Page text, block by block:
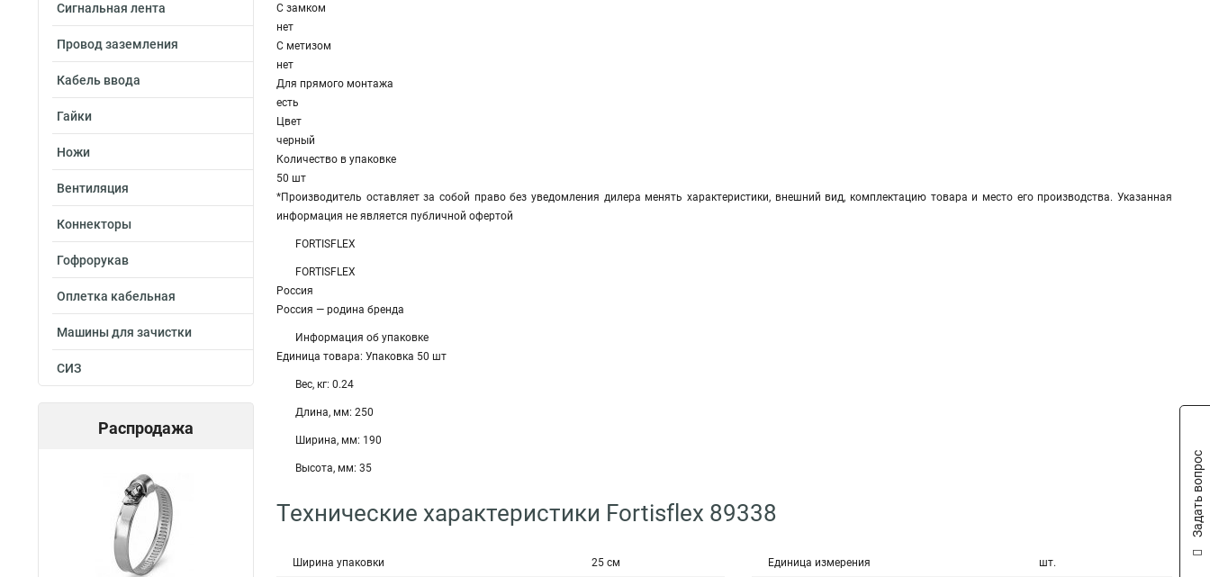
Сигнальная лента
Провод заземления
Кабель ввода
Гайки
Ножи
Вентиляция
Коннекторы
Гофрорукав
Оплетка кабельная
Машины для зачистки
СИЗ
Распродажа
С замком
нет
С метизом
нет
Для прямого монтажа
есть
Цвет
черный
Количество в упаковке
50 шт
*Производитель оставляет за собой право без уведомления дилера менять характеристики, внешний вид, комплектацию товара и место его производства. Указанная
информация не является публичной офертой
FORTISFLEX
FORTISFLEX
Россия
Россия — родина бренда
Информация об упаковке
Единица товара: Упаковка 50 шт
Вес, кг: 0.24
Длина, мм: 250
Ширина, мм: 190
Высота, мм: 35
Технические характеристики Fortisflex 89338
Ширина упаковки 25 см Единица измерения шт.
Задать вопрос